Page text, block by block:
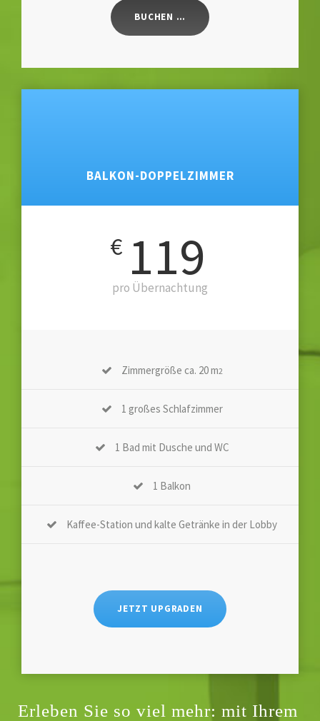
BUCHEN …
BALKON-DOPPELZIMMER
€ 119
pro Übernachtung
Zimmergröße ca. 20 m2
1 großes Schlafzimmer
1 Bad mit Dusche und WC
1 Balkon
Kaffee-Station und kalte Getränke in der Lobby
JETZT UPGRADEN
Erleben Sie so viel mehr: mit Ihrem